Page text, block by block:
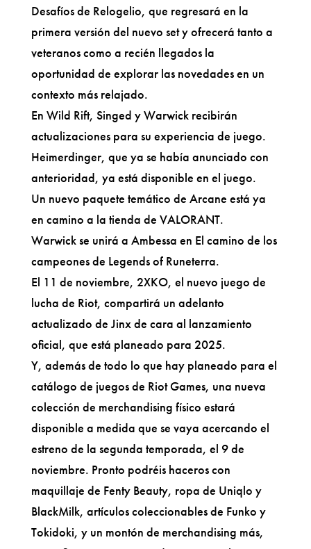
Desafíos de Relogelio, que regresará en la
primera versión del nuevo set y ofrecerá tanto a
veteranos como a recién llegados la
oportunidad de explorar las novedades en un
contexto más relajado.
En Wild Rift, Singed y Warwick recibirán
actualizaciones para su experiencia de juego.
Heimerdinger, que ya se había anunciado con
anterioridad, ya está disponible en el juego.
Un nuevo paquete temático de Arcane está ya
en camino a la tienda de VALORANT.
Warwick se unirá a Ambessa en El camino de los
campeones de Legends of Runeterra.
El 11 de noviembre, 2XKO, el nuevo juego de
lucha de Riot, compartirá un adelanto
actualizado de Jinx de cara al lanzamiento
oficial, que está planeado para 2025.
Y, además de todo lo que hay planeado para el
catálogo de juegos de Riot Games, una nueva
colección de merchandising físico estará
disponible a medida que se vaya acercando el
estreno de la segunda temporada, el 9 de
noviembre. Pronto podréis haceros con
maquillaje de Fenty Beauty, ropa de Uniqlo y
BlackMilk, artículos coleccionables de Funko y
Tokidoki, y un montón de merchandising más,